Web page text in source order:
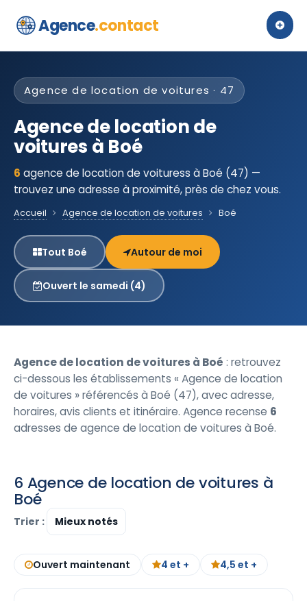
Agence.contact
Agence de location de voitures · 47
Agence de location de
voitures à Boé
6 agence de location de voituress à Boé (47) —
trouvez une adresse à proximité, près de chez vous.
Accueil Agence de location de voitures Boé
Tout Boé Autour de moi
Ouvert le samedi (4)
Agence de location de voitures à Boé : retrouvez
ci-dessous les établissements « Agence de location
de voitures » référencés à Boé (47), avec adresse,
horaires, avis clients et itinéraire. Agence recense 6
adresses de agence de location de voitures à Boé.
6 Agence de location de voitures à
Boé
Trier :
Ouvert maintenant 4 et + 4,5 et +